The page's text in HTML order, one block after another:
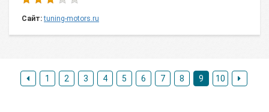
Сайт: tuning-motors.ru
1 2 3 4 5 6 7 8 9 10